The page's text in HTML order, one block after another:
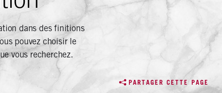
de s’adresser à Chine (s’agissant de
à Chine)
dans des finitions
pouvez choisir le
vous recherchez.
PARTAGER CETTE PAGE